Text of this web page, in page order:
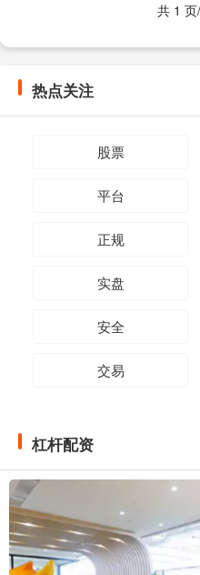
共 1
热点关注
股票
平台
正规
实盘
安全
交易
杠杆配资